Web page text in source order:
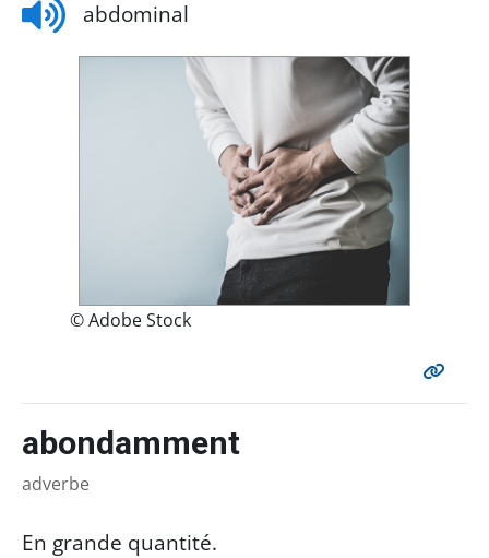
abdominal
© Adobe Stock
abondamment
adverbe
En grande quantité.